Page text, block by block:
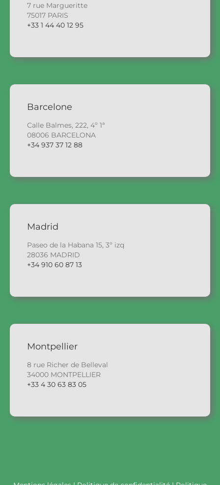
7 rue Margueritte
75017 PARIS
+33 1 44 40 12 95
Barcelone
Calle Balmes, 222, 4º 1ª
08006 BARCELONA
+34 937 37 12 88
Madrid
Paseo de la Habana 15, 3º izq
28036 MADRID
+34 910 60 87 13
Montpellier
8 rue Richer de Belleval
34000 MONTPELLIER
+33 4 30 63 83 05